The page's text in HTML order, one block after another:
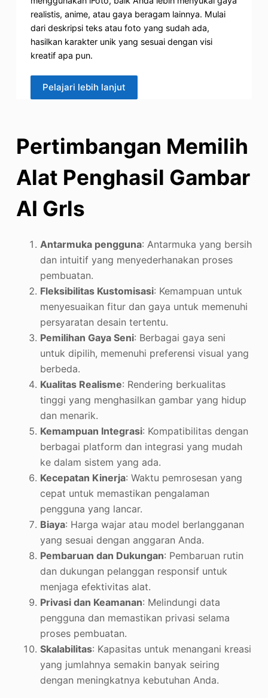
realistis, anime, atau gaya beragam lainnya. Mulai
dari deskripsi teks atau foto yang sudah ada,
hasilkan karakter unik yang sesuai dengan visi
kreatif apa pun.
Pelajari lebih lanjut
Pertimbangan Memilih
Alat Penghasil Gambar
AI Grls
Antarmuka pengguna: Antarmuka yang bersih
dan intuitif yang menyederhanakan proses
pembuatan.
Fleksibilitas Kustomisasi: Kemampuan untuk
menyesuaikan fitur dan gaya untuk memenuhi
persyaratan desain tertentu.
Pemilihan Gaya Seni: Berbagai gaya seni
untuk dipilih, memenuhi preferensi visual yang
berbeda.
Kualitas Realisme: Rendering berkualitas
tinggi yang menghasilkan gambar yang hidup
dan menarik.
Kemampuan Integrasi: Kompatibilitas dengan
berbagai platform dan integrasi yang mudah
ke dalam sistem yang ada.
Kecepatan Kinerja: Waktu pemrosesan yang
cepat untuk memastikan pengalaman
pengguna yang lancar.
Biaya: Harga wajar atau model berlangganan
yang sesuai dengan anggaran Anda.
Pembaruan dan Dukungan: Pembaruan rutin
dan dukungan pelanggan responsif untuk
menjaga efektivitas alat.
Privasi dan Keamanan: Melindungi data
pengguna dan memastikan privasi selama
proses pembuatan.
Skalabilitas: Kapasitas untuk menangani kreasi
yang jumlahnya semakin banyak seiring
dengan meningkatnya kebutuhan Anda.